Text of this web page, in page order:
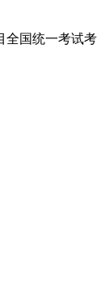
全国统一考试考